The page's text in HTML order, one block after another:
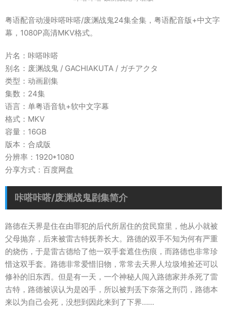
粤语配音动漫咔嗒咔嗒/废渊战鬼24集全集，粤语配音版+中文字
幕，1080P高清MKV格式。
片名：咔嗒咔嗒
别名：废渊战鬼 / GACHIAKUTA / ガチアクタ
类型：动画剧集
集数：24集
语言：单粤语音轨+软中文字幕
格式：MKV
容量：16GB
版本：合成版
分辨率：1920*1080
分享方式：百度网盘
咔嗒咔嗒/废渊战鬼剧集简介
路德在天界是住在由罪犯的后代所居住的贫民窟里，他从小就被
父母抛弃，后来被雷古特抚养长大。路德的双手不知为何有严重
的烧伤，于是雷古德给了他一双手套遮住伤痕，而路德也非常珍
惜这双手套。路德非常爱惜旧物，常常去天界人垃圾堆捡还可以
修补的旧东西。但是有一天，一个神秘人闯入路德家并杀死了雷
古特，路德被误认为是凶手，所以被判丢下奈落之刑罚，路德本
来以为自己会死，没想到因此来到了下界……